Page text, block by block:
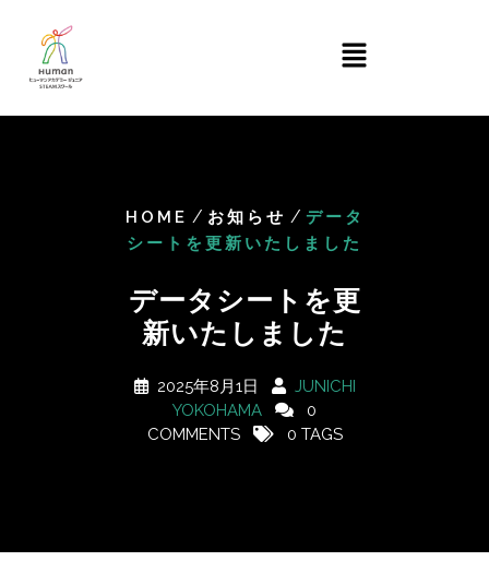
HOME / お知らせ / データ
シートを更新いたしました
データシートを更
新いたしました
2025年8月1日
JUNICHI
YOKOHAMA
0
COMMENTS
0 TAGS